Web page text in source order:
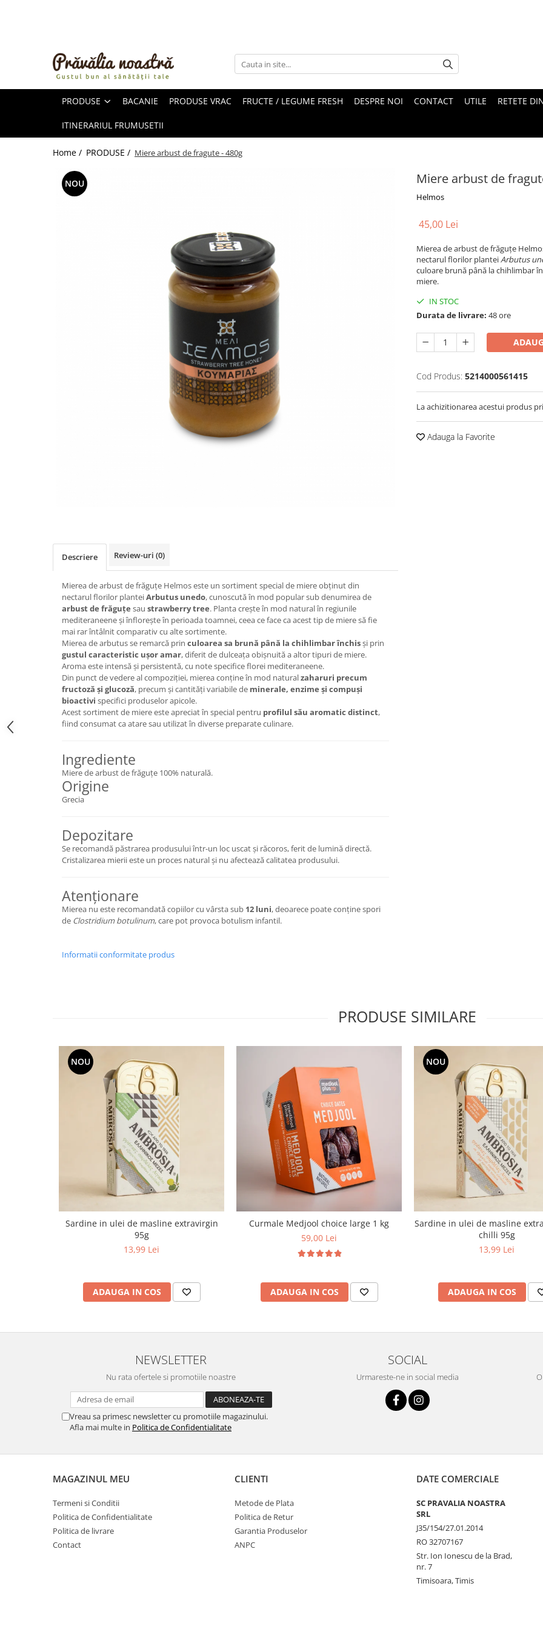
ULEIURI ȘI UNTURI
FRUCTE DESHIDRATATE
FRUCTE LA CONSERVĂ
OȚETURI ȘI SOSURI
PRODUSE BACANIE PRODUSE VRAC FRUCTE / LEGUME FRESH DESPRE NOI CONTACT UTILE RETETE
ITINERARIUL FRUMUSETII
Home / PRODUSE / Miere arbust de fragute - 480g
Miere arbust de
Helmos
NOU
45,00 Lei
Mierea de arbust de frăguțe
nectarul florilor plantei Arbutus
culoare brună până la chihlimbar
miere.
IN STOC
Durata de livrare: 48 ore
Cod Produs: 5214000561415
La achizitionarea acestui produs
Adauga la Favorite
Descriere Review-uri (0)
Mierea de arbust de frăguțe Helmos este un sortiment special de miere obținut din
nectarul florilor planteiArbutus unedo, cunoscută în mod popular sub denumirea de
arbust de frăguțe sau strawberry tree. Planta crește în mod natural în regiunile
mediteraneene și înflorește în perioada toamnei, ceea ce face ca acest tip de miere să fie
mai rar întâlnit comparativ cu alte sortimente.
Mierea de arbutus se remarcă prin culoarea sa brună până la chihlimbar închisși prin
gustul caracteristic ușor amar, diferit de dulceața obișnuită a altor tipuri de miere.
Aroma este intensă și persistentă, cu note specifice florei mediteraneene.
Din punct de vedere al compoziției, mierea conține în mod naturalzaharuri precum
fructoză și glucoză, precum și cantități variabile de minerale, enzime și compuși
bioactivi specifici produselor apicole.
Acest sortiment de miere este apreciat în special pentru profilul său aromatic distinct,
fiind consumat ca atare sau utilizat în diverse preparate culinare.
Ingrediente
Miere de arbust de frăguțe 100% naturală.
Origine
Grecia
Depozitare
Se recomandă păstrarea produsului într-un loc uscat și răcoros, ferit de lumină directă.
Cristalizarea mierii este un proces natural și nu afectează calitatea produsului.
Atenționare
Mierea nu este recomandată copiilor cu vârsta sub 12 luni, deoarece poate conține spori
de Clostridium botulinum, care pot provoca botulism infantil.
Informatii conformitate produs
PRODUSE SIMILARE
NOU
Sardine in ulei de masline extravirgin
95g
13,99 Lei
ADAUGA IN COS
Curmale Medjool choice large 1 kg
59,00 Lei
ADAUGA IN COS
NOU
Sardine in ulei de masline
chilli 95g
13,99 Lei
ADAUGA IN COS
NEWSLETTER
Nu rata ofertele si promotiile noastre
Vreau sa primesc newsletter cu promotiile magazinului.
Afla mai multe in Politica de Confidentialitate
SOCIAL
Urmareste-ne in social media
MAGAZINUL MEU
Termeni si Conditii
Politica de Confidentialitate
Politica de livrare
Contact
CLIENTI
Metode de Plata
Politica de Retur
Garantia Produselor
ANPC
DATE COMERCIALE
SC PRAVALIA NOASTRA
SRL
J35/154/27.01.2014
RO 32707167
Str. Ion Ionescu de la Brad,
nr. 7
Timisoara, Timis